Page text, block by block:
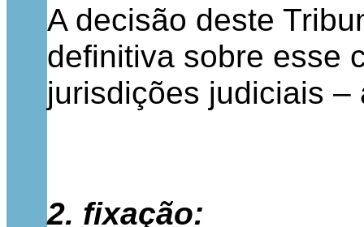
A decisão deste
definitiva sobre esse
jurisdições judiciais –
2. fixação: